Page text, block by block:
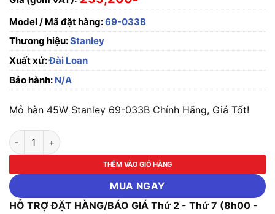
Model / Mã đặt hàng:69-033B
Thương hiệu:Stanley
Xuất xứ:Đài Loan
Bảo hành: N/A
Mỏ hàn 45W Stanley 69-033B Chính Hãng, Giá Tốt!
Mỏ hàn 45W Stanley 69-033B số lượng
THÊM VÀO GIỎ HÀNG
MUA NGAY
HỖ TRỢ ĐẶT HÀNG/BÁO GIÁ Thứ 2 - Thứ 7 (8h00 -